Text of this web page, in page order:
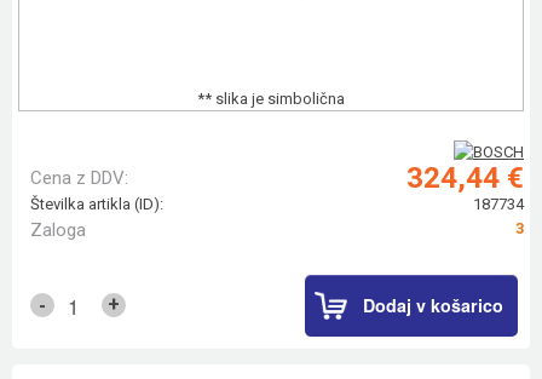
** slika je simbolična
Cena z DDV: 324,44 €
Številka artikla (ID): 187734
Zaloga 3
- + Dodaj v košarico